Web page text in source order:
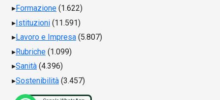
Formazione (1.622)
Istituzioni (11.591)
Lavoro e Impresa (5.807)
Rubriche (1.099)
Sanità (4.396)
Sostenibilità (3.457)